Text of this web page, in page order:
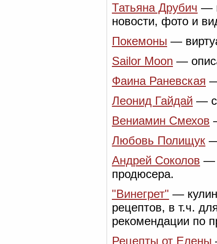
Татьяна Друбич —
новости, фото и
Покемоны —
Sailor Moon —
Фаина Раневская
Леонид Гайдай —
Вениамин Смехов
Любовь Полищук
Андрей Соколов —
продюсера.
"Винегрет" —
рецептов, в т.ч.
рекомендации по
Рецепты от Елены